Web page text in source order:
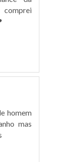
homem
mas